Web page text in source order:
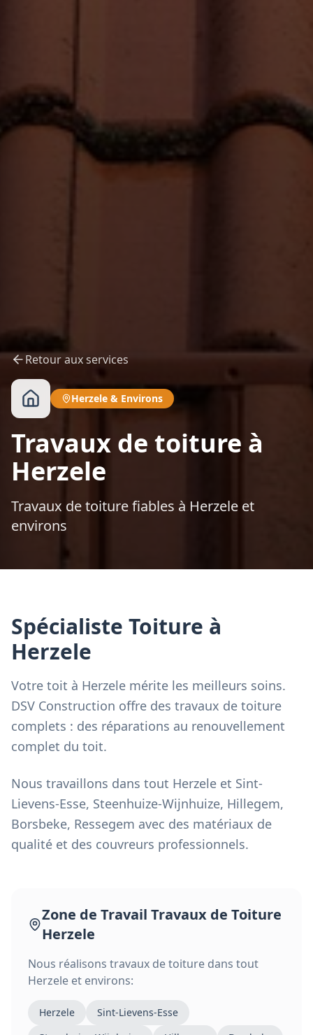
Retour aux services
Herzele & Environs
Travaux de toiture à
Herzele
Travaux de toiture fiables à Herzele et
environs
Spécialiste Toiture à
Herzele
Votre toit à Herzele mérite les meilleurs soins.
DSV Construction offre des travaux de toiture
complets : des réparations au renouvellement
complet du toit.
Nous travaillons dans tout Herzele et Sint-
Lievens-Esse, Steenhuize-Wijnhuize, Hillegem,
Borsbeke, Ressegem avec des matériaux de
qualité et des couvreurs professionnels.
Zone de Travail Travaux de Toiture
Herzele
Nous réalisons travaux de toiture dans tout
Herzele et environs:
Herzele
Sint-Lievens-Esse